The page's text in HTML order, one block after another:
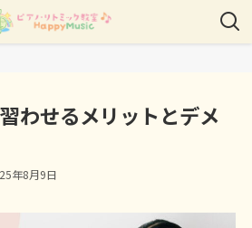
わせるメリットとデメ
年8月9日